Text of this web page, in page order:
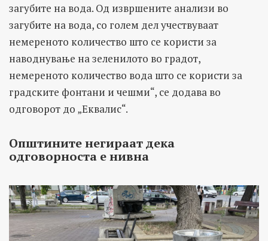
загубите на вода. Од извршените анализи во
загубите на вода, со голем дел учествуваат
немереното количество што се користи за
наводнување на зеленилото во градот,
немереното количество вода што се користи за
градските фонтани и чешми“, се додава во
одговорот до „Еквалис“.
Општините негираат дека
одговорноста е нивна